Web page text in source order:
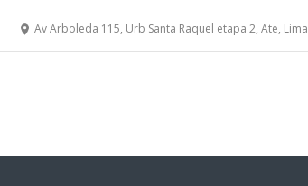
Av Arboleda 115, Urb Santa Raquel etapa 2, Ate, Lima